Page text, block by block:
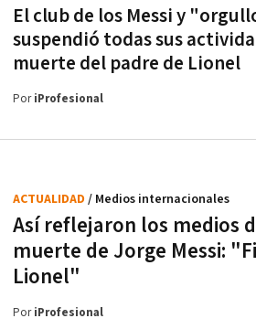
El club de los Messi y
suspendió todas sus
muerte del padre de Lionel
PoriProfesional
Así reflejaron los medios
muerte de Jorge Messi:
Lionel"
ACTUALIDAD / Medios internacionales
PoriProfesional